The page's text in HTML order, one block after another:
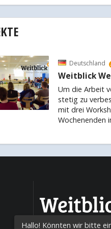
Deutschland
Weitblick
Um die Arbeit
stetig zu
mit drei
Wochenenden
Hallo! Könnten wir bitte